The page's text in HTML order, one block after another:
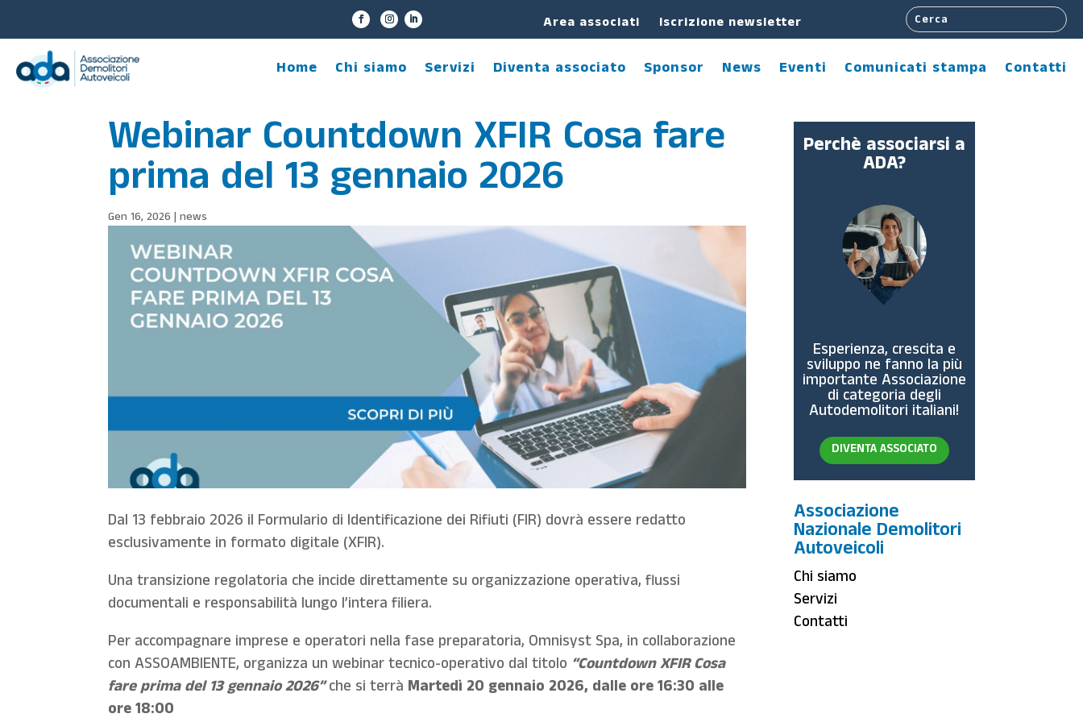
Area associati Iscrizione newsletter
Home Chi siamo Servizi Diventa associato Sponsor News Eventi Comunicati stampa Contatti
Webinar Countdown XFIR Cosa fare
prima del 13 gennaio 2026
Gen 16, 2026 |news
Dal 13 febbraio 2026 il Formulario di Identificazione dei Rifiuti (FIR) dovrà essere redatto
esclusivamente in formato digitale (XFIR).
Una transizione regolatoria che incide direttamente su organizzazione operativa, flussi
documentali e responsabilità lungo l’intera filiera.
Per accompagnare imprese e operatori nella fase preparatoria, Omnisyst Spa, in collaborazione
con ASSOAMBIENTE, organizza un webinar tecnico-operativo dal titolo “Countdown XFIR Cosa
fare prima del 13 gennaio 2026”che si terrà Martedì 20 gennaio 2026, dalle ore 16:30 alle
ore 18:00
Perchè associarsi a
ADA?
Esperienza, crescita e
sviluppo ne fanno la più
importante Associazione
di categoria degli
Autodemolitori italiani!
DIVENTA ASSOCIATO
Associazione
Nazionale Demolitori
Autoveicoli
Chi siamo
Servizi
Contatti